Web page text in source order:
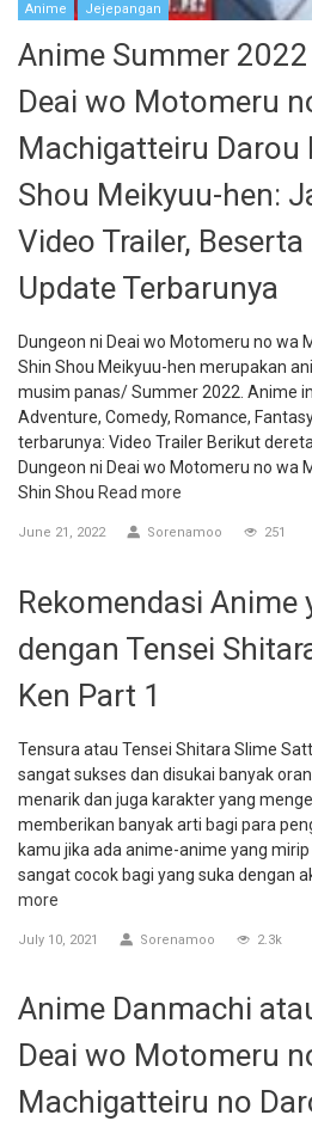
Anime Jejepangan
Anime Summer
Deai wo Motomeru
Machigatteiru Darou
Shou Meikyuu-hen:
Video Trailer, Beserta
Update Terbarunya
Dungeon ni Deai wo Motomeru no wa
Shin Shou Meikyuu-hen merupakan
musim panas/ Summer 2022. Anime
Adventure, Comedy, Romance,
terbarunya: Video Trailer Berikut
Dungeon ni Deai wo Motomeru no wa
Shin Shou Read more
June 21, 2022 Sorenamoo 251
Rekomendasi Anime
dengan Tensei
Ken Part 1
Tensura atau Tensei Shitara Slime
sangat sukses dan disukai banyak
menarik dan juga karakter yang
memberikan banyak arti bagi para
kamu jika ada anime-anime yang
sangat cocok bagi yang suka dengan
more
July 10, 2021 Sorenamoo 2.3k
Anime Danmachi
Deai wo Motomeru
Machigatteiru no